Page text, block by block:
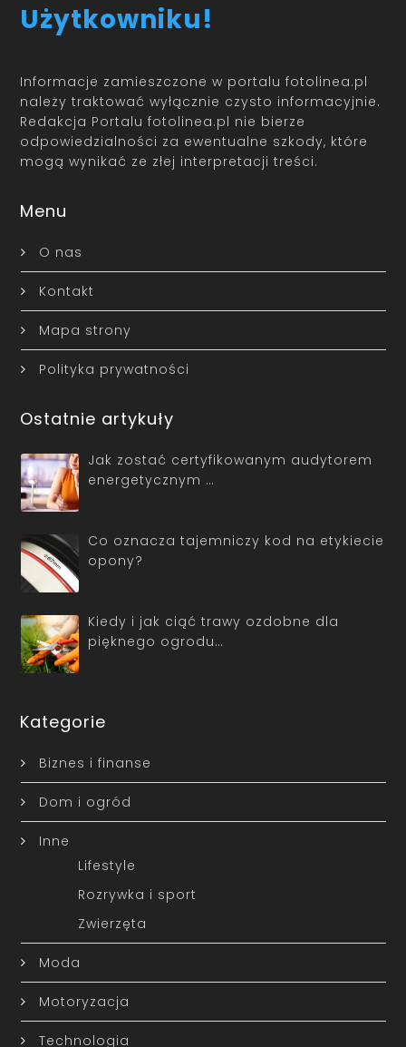
Użytkowniku!
Informacje zamieszczone w portalu fotolinea.pl
należy traktować wyłącznie czysto informacyjnie.
Redakcja Portalu fotolinea.pl nie bierze
odpowiedzialności za ewentualne szkody, które
mogą wynikać ze złej interpretacji treści.
Menu
O nas
Kontakt
Mapa strony
Polityka prywatności
Ostatnie artykuły
Jak zostać certyfikowanym audytorem
energetycznym …
Co oznacza tajemniczy kod na etykiecie
opony?
Kiedy i jak ciąć trawy ozdobne dla
pięknego ogrodu…
Kategorie
Biznes i finanse
Dom i ogród
Inne
Lifestyle
Rozrywka i sport
Zwierzęta
Moda
Motoryzacja
Technologia